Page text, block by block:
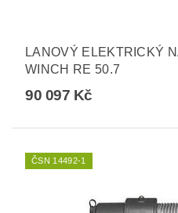
LANOVÝ ELEKTRICKÝ
WINCH RE 50.7
90 097 Kč
ČSN 14492-1